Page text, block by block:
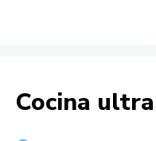
Cocina